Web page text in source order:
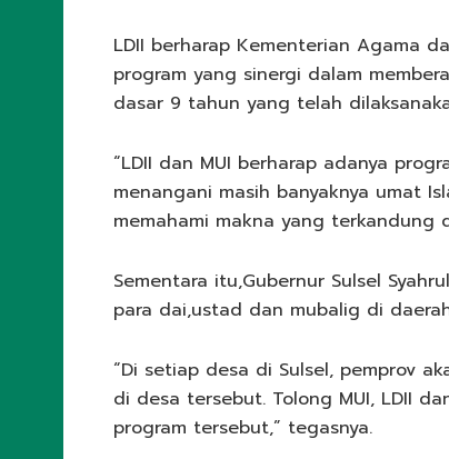
LDII berharap Kementerian Agama
program yang sinergi dalam
dasar 9 tahun yang telah
“LDII dan MUI berharap adanya
menangani masih banyaknya umat
memahami makna yang terkandung
Sementara itu,Gubernur Sulsel
para dai,ustad dan mubalig di
“Di setiap desa di Sulsel, pemprov
di desa tersebut. Tolong MUI, LDII
program tersebut,” tegasnya.